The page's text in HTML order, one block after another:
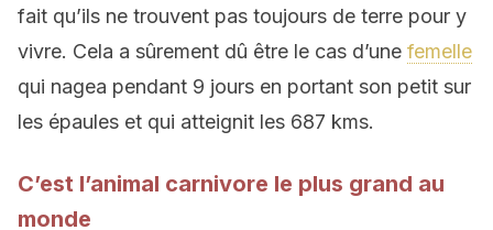
fait qu’ils ne trouvent pas toujours de terre pour y
vivre. Cela a sûrement dû être le cas d’une femelle
qui nagea pendant 9 jours en portant son petit sur
les épaules et qui atteignit les 687 kms.
C’est l’animal carnivore le plus grand au
monde